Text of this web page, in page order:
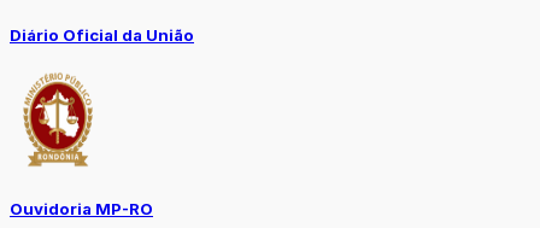
Diário Oficial da União
Ouvidoria MP-RO